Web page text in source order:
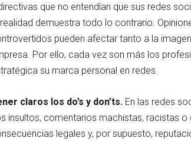
que no entendían que sus redes
demuestra todo lo contrario.
pueden afectar tanto a la
Por ello, cada vez son más los
su marca personal en redes.
claros los do’s y don’ts. En las redes
insultos, comentarios machistas, racistas
legales y, por supuesto,